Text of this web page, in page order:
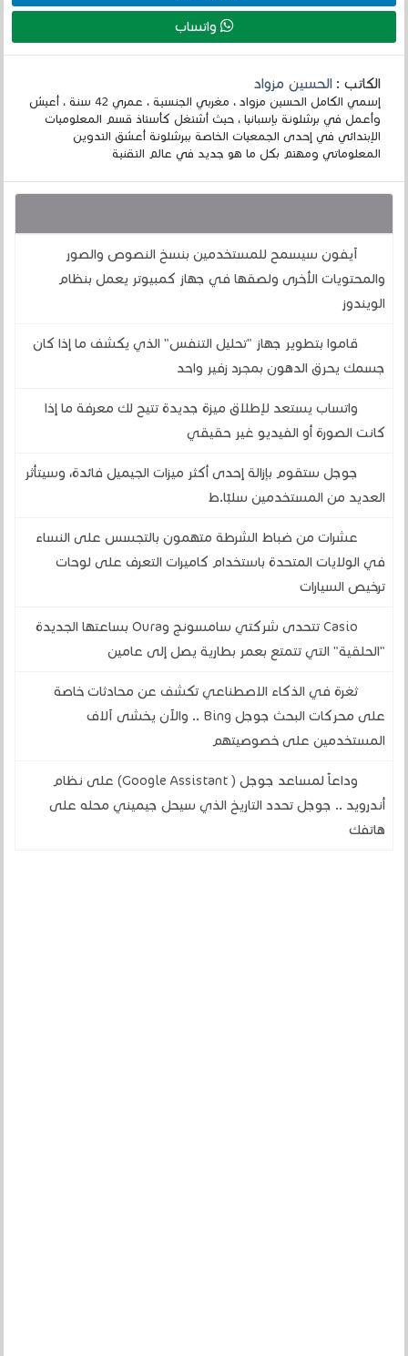
واتساب
الكاتب :الحسين مزواد
إسمي الكامل الحسين مزواد ، مغربي الجنسية ، عمري 42 سنة ، أعيش
وأعمل في برشلونة بإسبانيا ، حيث أشتغل كأستاذ قسم المعلوميات
الإبتدائي في إحدى الجمعيات الخاصة ببرشلونة أعشق التدوين
المعلوماتي ومهتم بكل ما هو جديد في عالم التقنية
آيفون سيسمح للمستخدمين بنسخ النصوص والصور
والمحتويات الأخرى ولصقها في جهاز كمبيوتر يعمل بنظام
الويندوز
قاموا بتطوير جهاز "تحليل التنفس" الذي يكشف ما إذا كان
جسمك يحرق الدهون بمجرد زفير واحد
واتساب يستعد لإطلاق ميزة جديدة تتيح لك معرفة ما إذا
كانت الصورة أو الفيديو غير حقيقي
جوجل ستقوم بإزالة إحدى أكثر ميزات الجيميل فائدة، وسيتأثر
العديد من المستخدمين سلبًا.ط
عشرات من ضباط الشرطة متهمون بالتجسس على النساء
في الولايات المتحدة باستخدام كاميرات التعرف على لوحات
ترخيص السيارات
Casio تتحدى شركتي سامسونج وOura بساعتها الجديدة
"الحلقية" التي تتمتع بعمر بطارية يصل إلى عامين
ثغرة في الذكاء الاصطناعي تكشف عن محادثات خاصة
على محركات البحث جوجل Bing .. والآن يخشى آلاف
المستخدمين على خصوصيتهم
وداعاً لمساعد جوجل ( Google Assistant) على نظام
أندرويد .. جوجل تحدد التاريخ الذي سيحل جيميني محله على
هاتفك